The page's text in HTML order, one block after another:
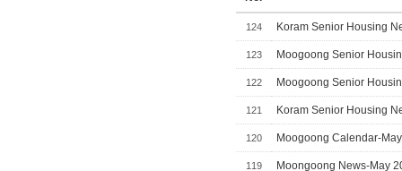
124 Koram Senior Housing
123 Moogoong Senior
122 Moogoong Senior
121 Koram Senior Housing
120 Moogoong Calendar-
119 Moongoong News-May